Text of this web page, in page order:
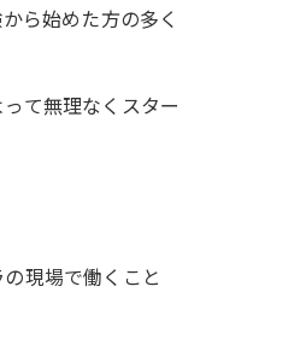
ら始めた方の多く
て無理なくスター
現場で働くこと